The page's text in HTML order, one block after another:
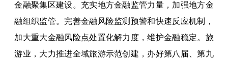
金融聚集区建设。充实地方金融监管力量，加强地方金
融组织监管。完善金融风险监测预警和快速反应机制，
加大重大金融风险点处置化解力度，维护金融稳定。旅
游业，大力推进全域旅游示范创建，办好第八届、第九